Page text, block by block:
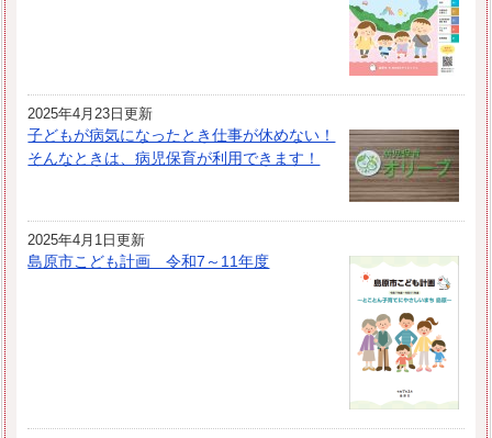
2025年4月23日更新
子どもが病気になったとき仕事が休めない！
そんなときは、病児保育が利用できます！
2025年4月1日更新
島原市こども計画 令和7～11年度